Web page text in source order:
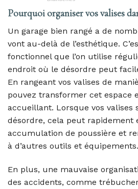
Pourquoi organiser vos valises
Un garage bien rangé a de
vont au-delà de l’esthétique.
fonctionnel que l’on utilise
endroit où le désordre peut
En rangeant vos valises de
pouvez transformer cet espace
accueillant. Lorsque vos valises
désordre, cela peut rapidement
accumulation de poussière et
à d’autres outils et équipements.
En plus, une mauvaise
des accidents, comme